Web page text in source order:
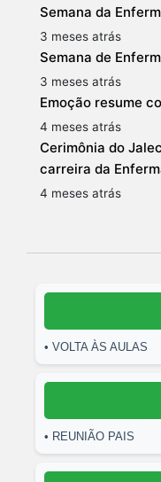
Semana da
3 meses atrás
Semana de
3 meses atrás
Emoção resume
4 meses atrás
Cerimônia do
carreira da
4 meses atrás
• VOLTA ÀS AULAS
• REUNIÃO PAIS